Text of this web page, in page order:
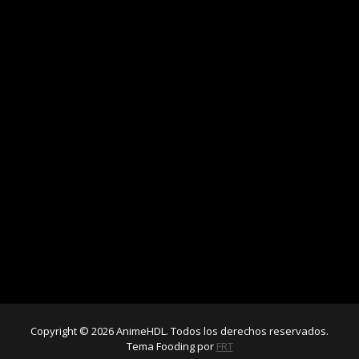
Copyright © 2026 AnimeHDL. Todos los derechos reservados.
Tema Fooding por FRT